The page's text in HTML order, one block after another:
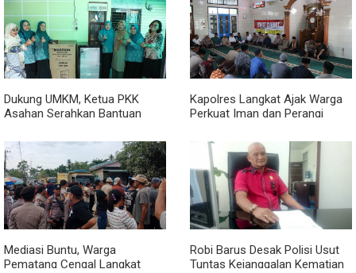
Dukung UMKM, Ketua PKK
Asahan Serahkan Bantuan
Sentang
Kapolres Langkat Ajak Warga
Perkuat Iman dan Perangi
Curhat
Mediasi Buntu, Warga
Pematang Cengal Langkat
Robi Barus Desak Polisi Usut
Tuntas Kejanggalan Kematian